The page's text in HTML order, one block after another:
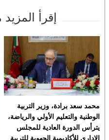
إقرأ
محمد سعد برادة، وزير التربية
الوطنية والتعليم الأولي والرياضة،
يترأس الدورة العادية للمجلس
الإداري للأكاديمية الجهوية للتربية